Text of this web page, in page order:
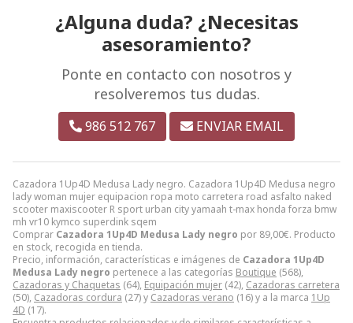
Cazadora 1Up4D Medusa Lady negro. Cazadora 1Up4D Medusa negro
lady woman mujer equipacion ropa moto carretera road asfalto naked
scooter maxiscooter R sport urban city yamaah t-max honda forza bmw
mh vr10 kymco superdink sqem
Comprar Cazadora 1Up4D Medusa Lady negro por 89,00€. Producto
en stock, recogida en tienda.
Precio, información, características e imágenes de Cazadora 1Up4D
Medusa Lady negro pertenece a las categorías Boutique (568),
Cazadoras y Chaquetas (64), Equipación mujer (42), Cazadoras carretera
(50), Cazadoras cordura (27) y Cazadoras verano (16) y a la marca 1Up
4D (17).
¿Alguna duda? ¿Necesitas
asesoramiento?
Ponte en contacto con nosotros y
resolveremos tus dudas.
986 512 767 ENVIAR EMAIL